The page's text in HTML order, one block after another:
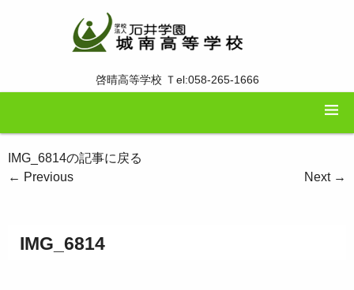
啓晴高等学校 Ｔel:058-265-1666
IMG_6814の記事に戻る
← Previous Next →
IMG_6814